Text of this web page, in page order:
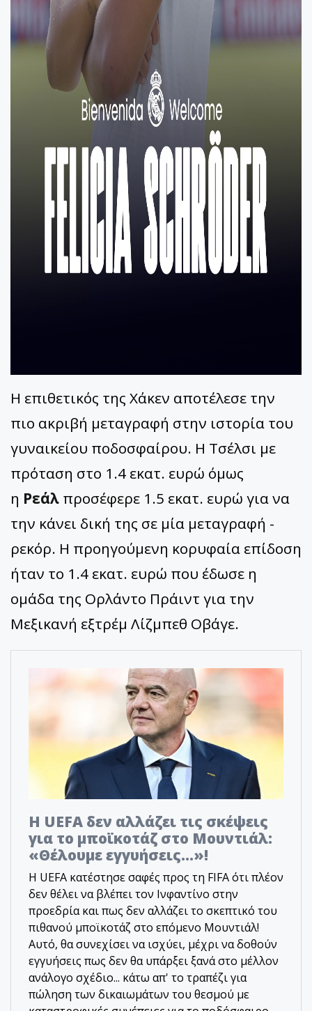
Η επιθετικός της Χάκεν αποτέλεσε την
πιο ακριβή μεταγραφή στην ιστορία του
γυναικείου ποδοσφαίρου. Η Τσέλσι με
πρόταση στο 1.4 εκατ. ευρώ όμως
η Ρεάλ προσέφερε 1.5 εκατ. ευρώ για να
την κάνει δική της σε μία μεταγραφή -
ρεκόρ. Η προηγούμενη κορυφαία επίδοση
ήταν το 1.4 εκατ. ευρώ που έδωσε η
ομάδα της Ορλάντο Πράιντ για την
Μεξικανή εξτρέμ Λίζμπεθ Οβάγε.
Η UEFA δεν αλλάζει τις σκέψεις
για το μποϊκοτάζ στο Μουντιάλ:
«Θέλουμε εγγυήσεις...»!
Η UEFA κατέστησε σαφές προς τη FIFA ότι πλέον
δεν θέλει να βλέπει τον Ινφαντίνο στην
προεδρία και πως δεν αλλάζει το σκεπτικό του
πιθανού μποϊκοτάζ στο επόμενο Μουντιάλ!
Αυτό, θα συνεχίσει να ισχύει, μέχρι να δοθούν
εγγυήσεις πως δεν θα υπάρξει ξανά στο μέλλον
ανάλογο σχέδιο... κάτω απ' το τραπέζι για
πώληση των δικαιωμάτων του θεσμού με